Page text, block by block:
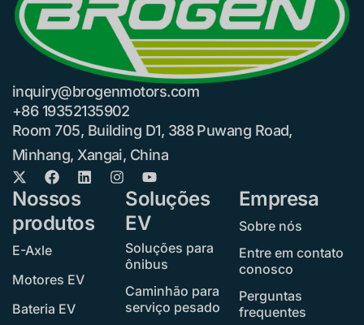
inquiry@brogenmotors.com
+86 19352135902
Room 705, Building D1, 388 Puwang Road,
Minhang, Xangai, China
Nossos
produtos
E-Axle
Motores EV
Bateria EV
Soluções
EV
Soluções para
ônibus
Caminhão para
serviço pesado
Empresa
Sobre nós
Entre em contato
conosco
Perguntas
frequentes